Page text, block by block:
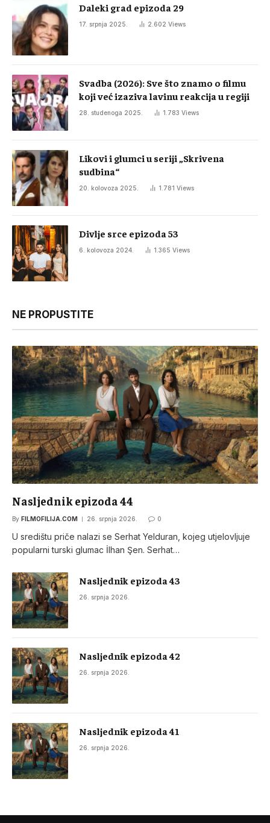
Daleki grad epizoda 29
17. srpnja 2025. 2.602 Views
Svadba (2026): Sve što znamo o filmu
koji već izaziva lavinu reakcija u regiji
28. studenoga 2025. 1.783 Views
Likovi i glumci u seriji „Skrivena
sudbina“
20. kolovoza 2025. 1.781 Views
Divlje srce epizoda 53
6. kolovoza 2024. 1.365 Views
NE PROPUSTITE
Nasljednik epizoda 44
By FILMOFILIJA.COM 26. srpnja 2026. 0
U središtu priče nalazi se Serhat Yelduran, kojeg utjelovljuje
popularni turski glumac İlhan Şen. Serhat…
Nasljednik epizoda 43
26. srpnja 2026.
Nasljednik epizoda 42
26. srpnja 2026.
Nasljednik epizoda 41
26. srpnja 2026.